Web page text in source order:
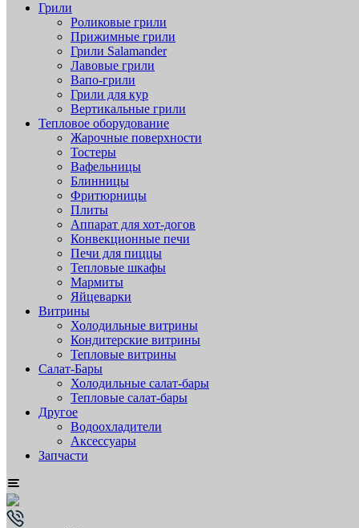
Грили
Роликовые грили
Прижимные грили
Грили Salamander
Лавовые грили
Вапо-грили
Грили для кур
Вертикальные грили
Тепловое оборудование
Жарочные поверхности
Тостеры
Вафельницы
Блинницы
Фритюрницы
Плиты
Аппарат для хот-догов
Конвекционные печи
Печи для пиццы
Тепловые шкафы
Мармиты
Яйцеварки
Витрины
Холодильные витрины
Кондитерские витрины
Тепловые витрины
Салат-Бары
Холодильные салат-бары
Тепловые салат-бары
Другое
Водоохладители
Аксессуары
Запчасти